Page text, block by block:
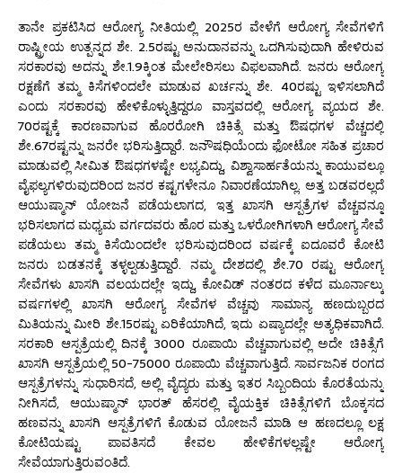
ತಾನೇ ಪ್ರಕಟಿಸಿದ ಆರೋಗ್ಯ ನೀತಿಯಲ್ಲಿ 2025ರ ವೇಳೆಗೆ ಆರೋಗ್ಯ ಸೇವೆಗಳಿಗೆ
ರಾಷ್ಟ್ರೀಯ ಉತ್ಪನ್ನದ ಶೇ. 2.5ರಷ್ಟು ಅನುದಾನವನ್ನು ಒದಗಿಸುವುದಾಗಿ ಹೇಳಿರುವ
ಸರಕಾರವು ಅದನ್ನು ಶೇ.1.9ಕ್ಕಿಂತ ಮೇಲೇರಿಸಲು ವಿಫಲವಾಗಿದೆ. ಜನರು ಆರೋಗ್ಯ
ರಕ್ಷಣೆಗೆ ತಮ್ಮ ಕಿಸೆಗಳಿಂದಲೇ ಮಾಡುವ ಖರ್ಚನ್ನು ಶೇ. 40ರಷ್ಟು ಇಳಿಸಲಾಗಿದೆ
ಎಂದು ಸರಕಾರವು ಹೇಳಿಕೊಳ್ಳುತ್ತಿದ್ದರೂ ವಾಸ್ತವದಲ್ಲಿ ಆರೋಗ್ಯ ವ್ಯಯದ ಶೇ.
70ರಷ್ಟಕ್ಕೆ ಕಾರಣವಾಗುವ ಹೊರರೋಗಿ ಚಿಕಿತ್ಸೆ ಮತ್ತು ಔಷಧಗಳ ವೆಚ್ಚದಲ್ಲಿ
ಶೇ.67ರಷ್ಟನ್ನು ಜನರೇ ಭರಿಸುತ್ತಿದ್ದಾರೆ. ಜನೌಷಧಿಯೆಂದು ಫೋಟೋ ಸಹಿತ ಪ್ರಚಾರ
ಮಾಡುವಲ್ಲಿ ಸೀಮಿತ ಔಷಧಗಳಷ್ಟೇ ಲಭ್ಯವಿದ್ದು, ವಿಶ್ವಾಸಾರ್ಹತೆಯನ್ನು ಕಾಯುವಲ್ಲೂ
ವೈಫಲ್ಯಗಳಿರುವುದರಿಂದ ಜನರ ಕಷ್ಟಗಳೇನೂ ನಿವಾರಣೆಯಾಗಿಲ್ಲ. ಅತ್ತ ಬಡವರಲ್ಲದೆ
ಆಯುಷ್ಮಾನ್ ಯೋಜನೆ ಪಡೆಯಲಾಗದ, ಇತ್ತ ಖಾಸಗಿ ಆಸ್ಪತ್ರೆಗಳ ವೆಚ್ಚವನ್ನೂ
ಭರಿಸಲಾಗದ ಮಧ್ಯಮ ವರ್ಗದವರು ಹೊರ ಮತ್ತು ಒಳರೋಗಿಗಳಾಗಿ ಆರೋಗ್ಯ ಸೇವೆ
ಪಡೆಯಲು ತಮ್ಮ ಕಿಸೆಯಿಂದಲೇ ಭರಿಸುವುದರಿಂದ ವರ್ಷಕ್ಕೆ ಐದೂವರೆ ಕೋಟಿ
ಜನರು ಬಡತನಕ್ಕೆ ತಳ್ಳಲ್ಪಡುತ್ತಿದ್ದಾರೆ. ನಮ್ಮ ದೇಶದಲ್ಲಿ ಶೇ.70 ರಷ್ಟು ಆರೋಗ್ಯ
ಸೇವೆಗಳು ಖಾಸಗಿ ವಲಯದಲ್ಲೇ ಇದ್ದು, ಕೋವಿಡ್ ನಂತರದ ಕಳೆದ ಮೂರ್ನಾಲ್ಕು
ವರ್ಷಗಳಲ್ಲಿ ಖಾಸಗಿ ಆರೋಗ್ಯ ಸೇವೆಗಳ ವೆಚ್ಚವು ಸಾಮಾನ್ಯ ಹಣದುಬ್ಬರದ
ಮಿತಿಯನ್ನು ಮೀರಿ ಶೇ.15ರಷ್ಟು ಏರಿಕೆಯಾಗಿದೆ, ಇದು ಏಷ್ಯಾದಲ್ಲೇ ಅತ್ಯಧಿಕವಾಗಿದೆ.
ಸರಕಾರಿ ಆಸ್ಪತ್ರೆಯಲ್ಲಿ ದಿನಕ್ಕೆ 3000 ರೂಪಾಯಿ ವೆಚ್ಚವಾಗುವಲ್ಲಿ ಅದೇ ಚಿಕಿತ್ಸೆಗೆ
ಖಾಸಗಿ ಆಸ್ಪತ್ರೆಯಲ್ಲಿ 50-75000 ರೂಪಾಯಿ ವೆಚ್ಚವಾಗುತ್ತಿದೆ. ಸಾರ್ವಜನಿಕ ರಂಗದ
ಆಸ್ಪತ್ರೆಗಳನ್ನು ಸುಧಾರಿಸದೆ, ಅಲ್ಲಿ ವೈದ್ಯರು ಮತ್ತು ಇತರ ಸಿಬ್ಬಂದಿಯ ಕೊರತೆಯನ್ನು
ನೀಗಿಸದೆ, ಆಯುಷ್ಮಾನ್ ಭಾರತ್ ಹೆಸರಲ್ಲಿ ವೈಯಕ್ತಿಕ ಚಿಕಿತ್ಸೆಗಳಿಗೆ ಬೊಕ್ಕಸದ
ಹಣವನ್ನು ಖಾಸಗಿ ಆಸ್ಪತ್ರೆಗಳಿಗೆ ಕೊಡುವ ಯೋಜನೆ ಮಾಡಿ ಆ ಹಣದಲ್ಲೂ ಲಕ್ಷ
ಕೋಟಿಯಷ್ಟು ಪಾವತಿಸದೆ ಕೇವಲ ಹೇಳಿಕೆಗಳಲ್ಲಷ್ಟೇ ಆರೋಗ್ಯ
ಸೇವೆಯಾಗುತ್ತಿರುವಂತಿದೆ.